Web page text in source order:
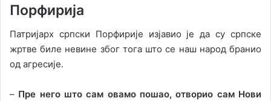
Порфирија
Патријарх српски Порфирије изјавио је да су српске
жртве биле невине због тога што се наш народ бранио
од агресије.
– Пре него што сам овамо пошао, отворио сам Нови